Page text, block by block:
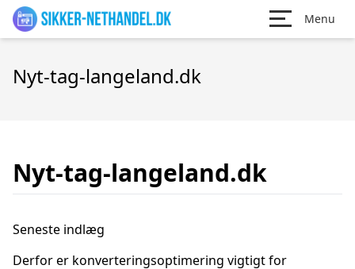
Menu
Nyt-tag-langeland.dk
Nyt-tag-langeland.dk
Seneste indlæg
Derfor er konverteringsoptimering vigtigt for